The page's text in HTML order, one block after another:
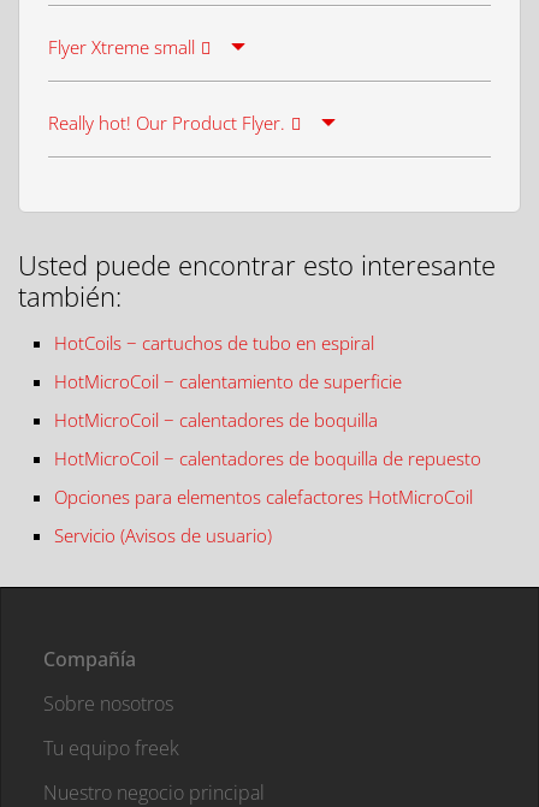
Flyer Xtreme small
Really hot! Our Product Flyer.
Usted puede encontrar esto interesante
también:
HotCoils − cartuchos de tubo en espiral
HotMicroCoil − calentamiento de superficie
HotMicroCoil − calentadores de boquilla
HotMicroCoil − calentadores de boquilla de repuesto
Opciones para elementos calefactores HotMicroCoil
Servicio (Avisos de usuario)
Compañía
Sobre nosotros
Tu equipo freek
Nuestro negocio principal